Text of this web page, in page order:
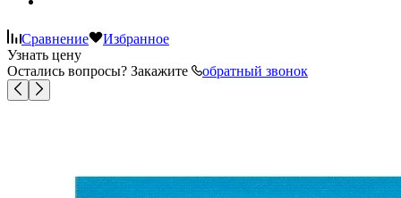
Сравнение
Избранное
Узнать цену
Остались вопросы? Закажите
обратный звонок